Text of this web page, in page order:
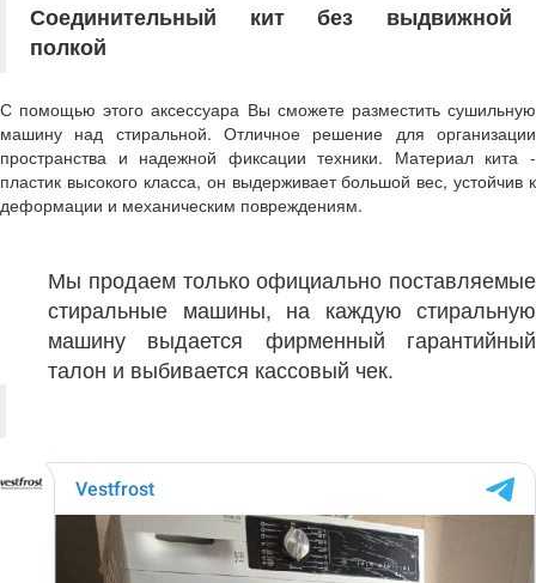
Соединительный кит без выдвижной
полкой
С помощью этого аксессуара Вы сможете разместить сушильную
машину над стиральной. Отличное решение для организации
пространства и надежной фиксации техники. Материал кита -
пластик высокого класса, он выдерживает большой вес, устойчив к
деформации и механическим повреждениям.
Мы продаем только официально поставляемые
стиральные машины, на каждую стиральную
машину выдается фирменный гарантийный
талон и выбивается кассовый чек.